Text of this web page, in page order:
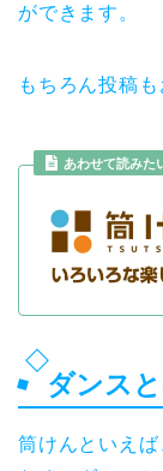
ができます。
もちろん投稿
あわせて読みた
ダンス
筒けんといえ